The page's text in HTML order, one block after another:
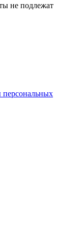
не подлежат